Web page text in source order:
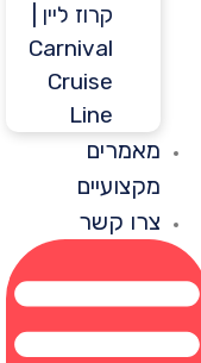
קרוז ליין |
Carnival
Cruise
מאמרים
מקצועיים
צרו קשר